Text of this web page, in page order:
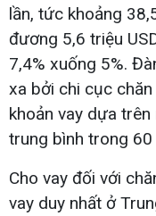
lần, tức khoảng
đương 5,6 triệu
7,4% xuống 5%.
xa bởi chi cục
khoản vay dựa
trung bình trong
Cho vay đối với
vay duy nhất ở